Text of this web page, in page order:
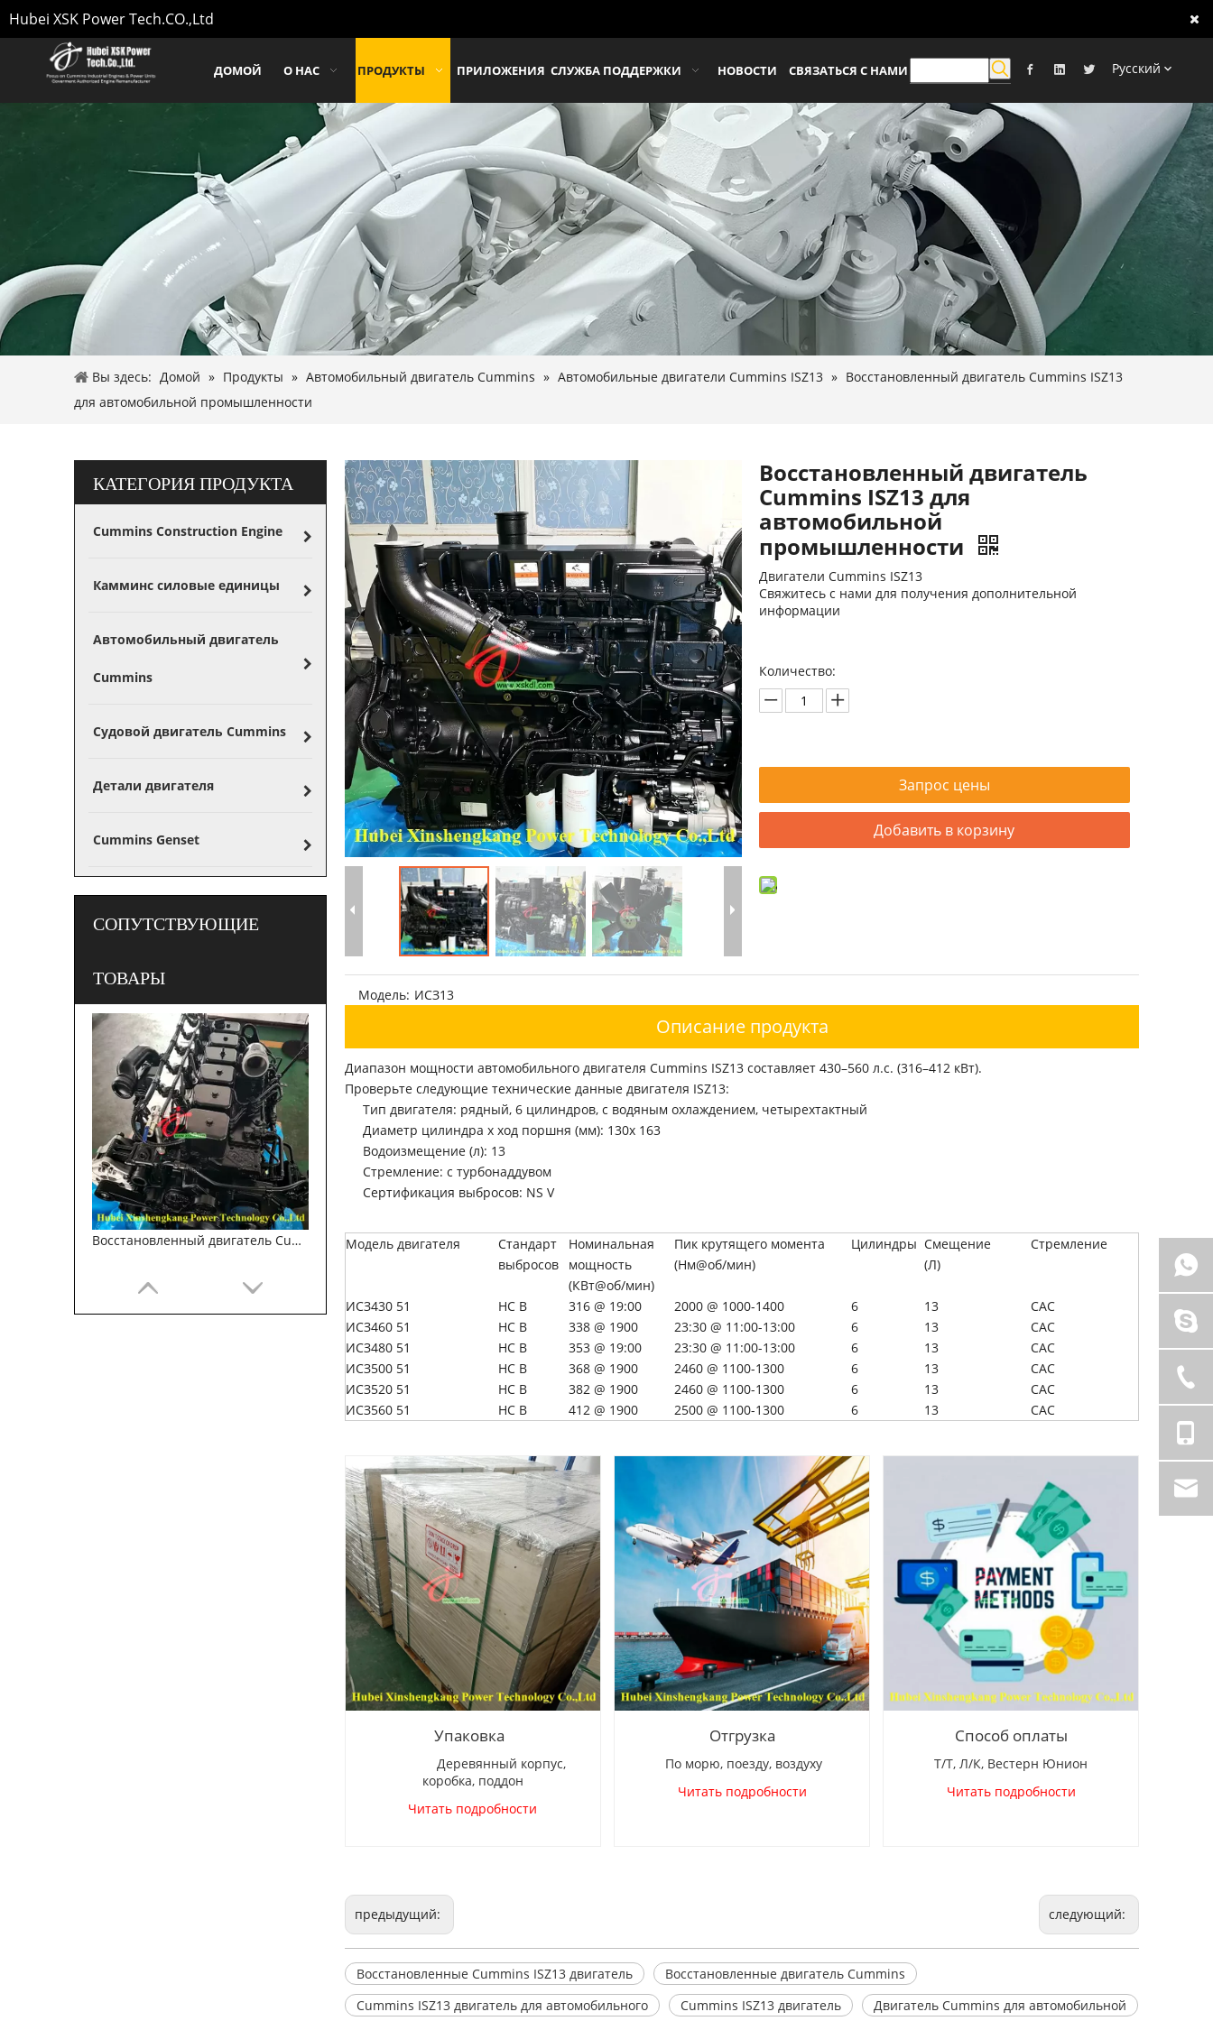
Hubei XSK Power Tech.CO.,Ltd
ДОМОЙ О НАС ПРОДУКТЫ ПРИЛОЖЕНИЯ СЛУЖБА ПОДДЕРЖКИ НОВОСТИ СВЯЗАТЬСЯ С НАМИ Pусский
Вы здесь: Домой » Продукты » Автомобильный двигатель Cummins » Автомобильные двигатели Cummins ISZ13 » Восстановленный двигатель Cummins ISZ13
для автомобильной промышленности
КАТЕГОРИЯ ПРОДУКТА
Cummins Construction Engine
Камминс силовые единицы
Автомобильный двигатель
Cummins
Судовой двигатель Cummins
Детали двигателя
Cummins Genset
СОПУТСТВУЮЩИЕ
ТОВАРЫ
Восстановленный двигатель Cummins ISB5.9 для автомобильной промышленности
Восстановленный двигатель
Cummins ISZ13 для
автомобильной
промышленности
Двигатели Cummins ISZ13
Свяжитесь с нами для получения дополнительной
информации
Количество:
Запрос цены
Добавить в корзину
Модель: ИСЗ13
Описание продукта
Диапазон мощности автомобильного двигателя Cummins ISZ13 составляет 430–560 л.с. (316–412 кВт).
Проверьте следующие технические данные двигателя ISZ13:
Тип двигателя: рядный, 6 цилиндров, с водяным охлаждением, четырехтактный
Диаметр цилиндра x ход поршня (мм): 130x 163
Водоизмещение (л): 13
Стремление: с турбонаддувом
Сертификация выбросов: NS V
Модель двигателя
Стандарт
выбросов
Номинальная
мощность
(КВт@об/мин)
Пик крутящего момента
(Нм@об/мин)
Цилиндры Смещение
(Л)
Стремление
ИСЗ430 51 НС В 316 @ 19:00 2000 @ 1000-1400 6 13
CAC
ИСЗ460 51
НС В 338 @ 1900 23:30 @ 11:00-13:00 6 13
CAC
ИСЗ480 51
НС В 353 @ 19:00 23:30 @ 11:00-13:00 6 13
CAC
ИСЗ500 51
НС В 368 @ 1900 2460 @ 1100-1300 6 13
CAC
ИСЗ520 51
НС В 382 @ 1900 2460 @ 1100-1300 6 13
CAC
ИСЗ560 51
НС В 412 @ 1900 2500 @ 1100-1300 6 13 CAC
Упаковка
Деревянный корпус,
коробка, поддон
Читать подробности
Отгрузка
По морю, поезду, воздуху
Читать подробности
Способ оплаты
Т/Т, Л/К, Вестерн Юнион
Читать подробности
предыдущий: следующий:
Восстановленные Cummins ISZ13 двигатель
Восстановленные двигатель Cummins
Cummins ISZ13 двигатель для автомобильного
Cummins ISZ13 двигатель Двигатель Cummins для автомобильной